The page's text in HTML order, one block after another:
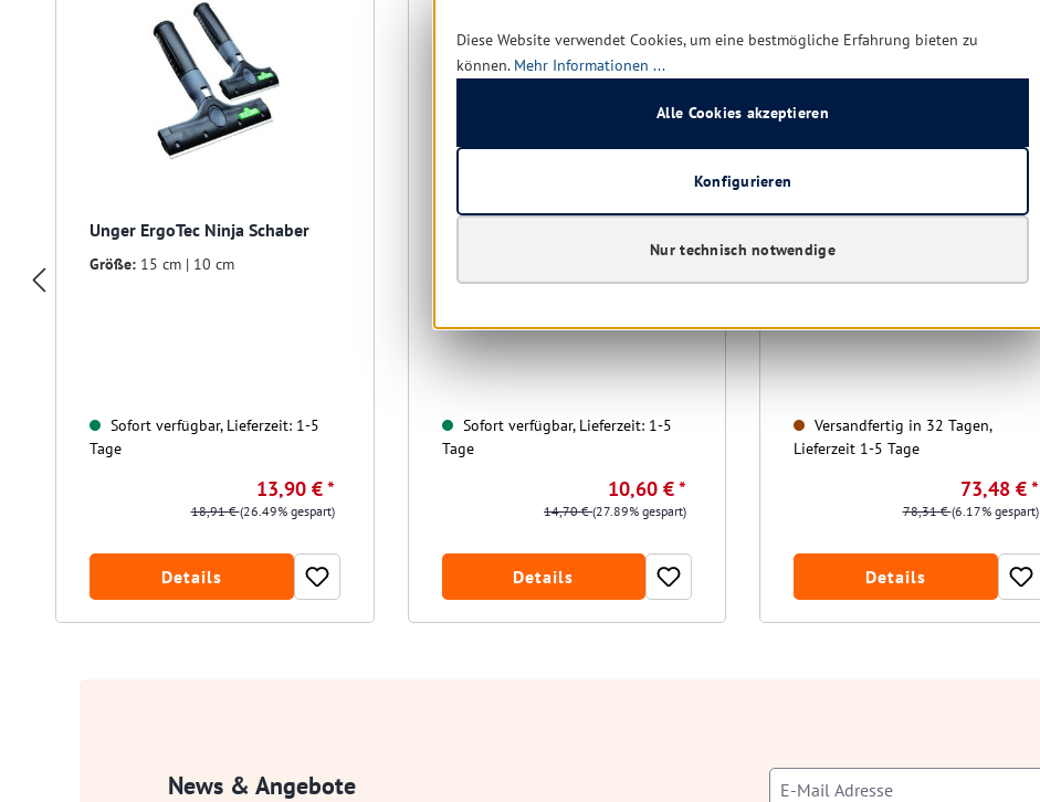
Unger ErgoTec Ninja Schaber
Größe: 15 cm | 10 cm
Sofort verfügbar, Lieferzeit: 1-5
Tage
13,90 € *
18,91 €(26.49% gespart)
Details
Sofort verfügbar, Lieferzeit: 1-5
Tage
10,60 € *
14,70 €(27.89% gespart)
Details
Arbeiten, Stahlstiel, 1,50 m, 20
cm breit
Versandfertig in 32 Tagen,
Lieferzeit 1-5 Tage
73,48 € *
78,31 €(6.17% gespart)
Details
News & Angebote
Diese Website verwendet Cookies, um eine bestmögliche Erfahrung bieten zu
können. Mehr Informationen ...
Nur technisch notwendige
Konfigurieren
Alle Cookies akzeptieren